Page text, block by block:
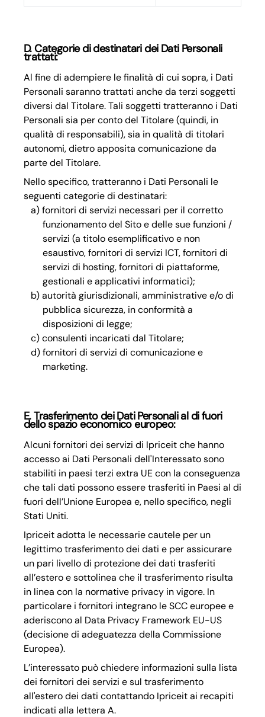
D. Categorie di destinatari dei Dati Personali
trattati:
Al fine di adempiere le finalità di cui sopra, i Dati
Personali saranno trattati anche da terzi soggetti
diversi dal Titolare. Tali soggetti tratteranno i Dati
Personali sia per conto del Titolare (quindi, in
qualità di responsabili), sia in qualità di titolari
autonomi, dietro apposita comunicazione da
parte del Titolare.
Nello specifico, tratteranno i Dati Personali le
seguenti categorie di destinatari:
fornitori di servizi necessari per il corretto
funzionamento del Sito e delle sue funzioni /
servizi (a titolo esemplificativo e non
esaustivo, fornitori di servizi ICT, fornitori di
servizi di hosting, fornitori di piattaforme,
gestionali e applicativi informatici);
autorità giurisdizionali, amministrative e/o di
pubblica sicurezza, in conformità a
disposizioni di legge;
consulenti incaricati dal Titolare;
fornitori di servizi di comunicazione e
marketing.
E. Trasferimento dei Dati Personali al di fuori
dello spazio economico europeo:
Alcuni fornitori dei servizi di Ipriceit che hanno
accesso ai Dati Personali dell'Interessato sono
stabiliti in paesi terzi extra UE con la conseguenza
che tali dati possono essere trasferiti in Paesi al di
fuori dell’Unione Europea e, nello specifico, negli
Stati Uniti.
Ipriceit adotta le necessarie cautele per un
legittimo trasferimento dei dati e per assicurare
un pari livello di protezione dei dati trasferiti
all’estero e sottolinea che il trasferimento risulta
in linea con la normative privacy in vigore. In
particolare i fornitori integrano le SCC europee e
aderiscono al Data Privacy Framework EU-US
(decisione di adeguatezza della Commissione
Europea).
L’interessato può chiedere informazioni sulla lista
dei fornitori dei servizi e sul trasferimento
all'estero dei dati contattando Ipriceit ai recapiti
indicati alla lettera A.